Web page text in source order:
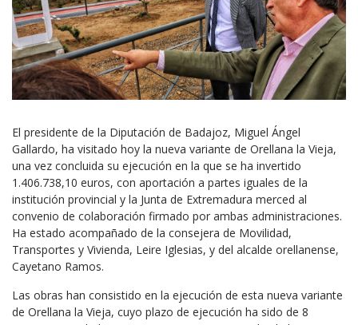
El presidente de la Diputación de Badajoz, Miguel Ángel
Gallardo, ha visitado hoy la nueva variante de Orellana la Vieja,
una vez concluida su ejecución en la que se ha invertido
1.406.738,10 euros, con aportación a partes iguales de la
institución provincial y la Junta de Extremadura merced al
convenio de colaboración firmado por ambas administraciones.
Ha estado acompañado de la consejera de Movilidad,
Transportes y Vivienda, Leire Iglesias, y del alcalde orellanense,
Cayetano Ramos.
Las obras han consistido en la ejecución de esta nueva variante
de Orellana la Vieja, cuyo plazo de ejecución ha sido de 8